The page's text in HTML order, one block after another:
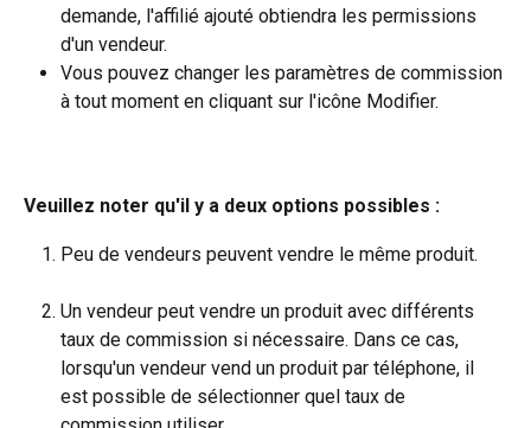
demande, l'affilié ajouté obtiendra les permissions
d'un vendeur.
Vous pouvez changer les paramètres de commission
à tout moment en cliquant sur l'icône Modifier.
Veuillez noter qu'il y a deux options possibles :
Peu de vendeurs peuvent vendre le même produit.
Un vendeur peut vendre un produit avec différents
taux de commission si nécessaire. Dans ce cas,
lorsqu'un vendeur vend un produit par téléphone, il
est possible de sélectionner quel taux de